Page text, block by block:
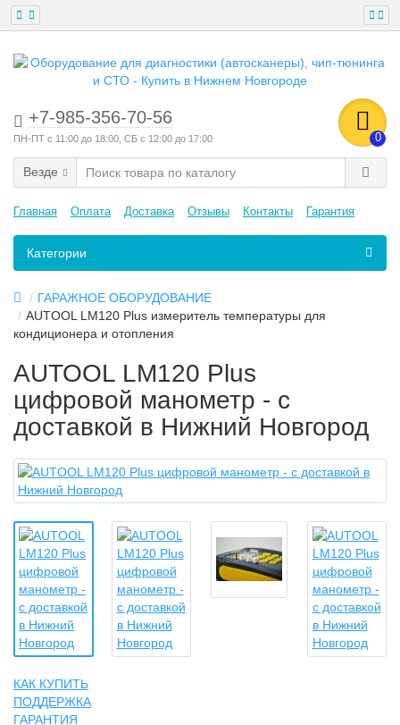
+7-985-356-70-56
ПН-ПТ с 11:00 до 18:00, СБ с 12:00 до 17:00 0
Везде
Главная Оплата Доставка Отзывы Контакты Гарантия
Категории
ГАРАЖНОЕ ОБОРУДОВАНИЕ
AUTOOL LM120 Plus измеритель температуры для
кондиционера и отопления
AUTOOL LM120 Plus
цифровой манометр - с
доставкой в Нижний Новгород
КАК КУПИТЬ
ПОДДЕРЖКА
ГАРАНТИЯ